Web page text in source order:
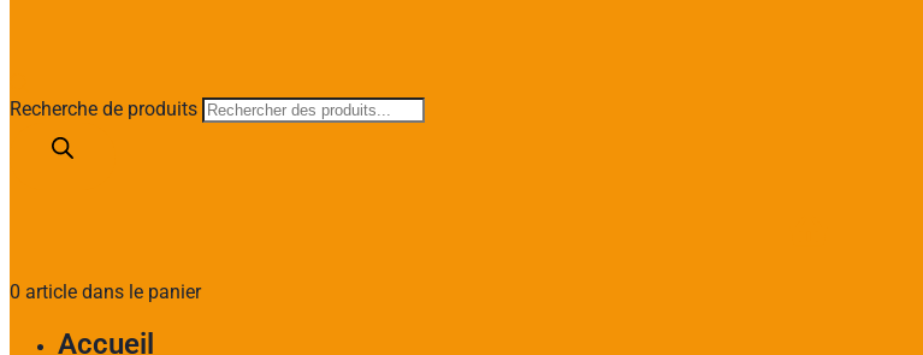
Recherche de produits
0 article dans le panier
Accueil